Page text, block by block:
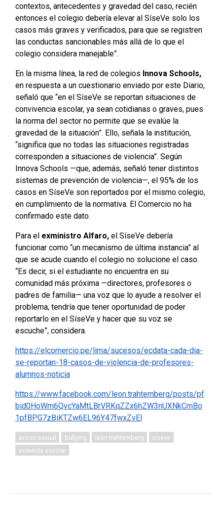
contextos, antecedentes y gravedad del caso, recién
entonces el colegio debería elevar al SíseVe solo los
casos más graves y verificados, para que se registren
las conductas sancionables más allá de lo que el
colegio considera manejable”.
En la misma línea, la red de colegios Innova Schools,
en respuesta a un cuestionario enviado por este Diario,
señaló que “en el SíseVe se reportan situaciones de
convivencia escolar, ya sean cotidianas o graves, pues
la norma del sector no permite que se evalúe la
gravedad de la situación”. Ello, señala la institución,
“significa que no todas las situaciones registradas
corresponden a situaciones de violencia”. Según
Innova Schools —que, además, señaló tener distintos
sistemas de prevención de violencia—, el 95% de los
casos en SíseVe son reportados por el mismo colegio,
en cumplimiento de la normativa. El Comercio no ha
confirmado este dato.
Para el exministro Alfaro,el SíseVe debería
funcionar como “un mecanismo de última instancia” al
que se acude cuando el colegio no solucione el caso.
“Es decir, si el estudiante no encuentra en su
comunidad más próxima —directores, profesores o
padres de familia— una voz que lo ayude a resolver el
problema, tendría que tener oportunidad de poder
reportarlo en el SíseVe y hacer que su voz se
escuche”, considera.
https://elcomercio.pe/lima/sucesos/ecdata-cada-dia-
se-reportan-18-casos-de-violencia-de-profesores-
alumnos-noticia
https://www.facebook.com/leon.trahtemberg/posts/pf
bid0HoWm6QvcYaMtLBrVRKqZZx6hZW3nUXNkCmBo
1pfBPG7zBiKTZw6EL96Y47fwxZvEl
acoso sexual bullying león trahtemberg
síseve
violencia escolar